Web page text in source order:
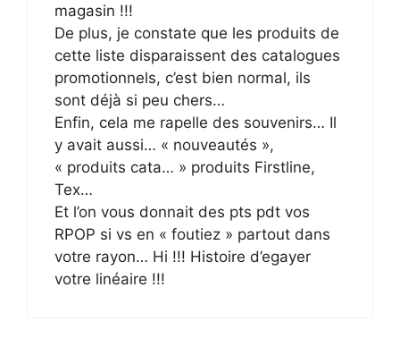
magasin !!!
De plus, je constate que les produits de
cette liste disparaissent des catalogues
promotionnels, c’est bien normal, ils
sont déjà si peu chers…
Enfin, cela me rapelle des souvenirs… Il
y avait aussi… « nouveautés »,
« produits cata… » produits Firstline,
Tex…
Et l’on vous donnait des pts pdt vos
RPOP si vs en « foutiez » partout dans
votre rayon… Hi !!! Histoire d’egayer
votre linéaire !!!